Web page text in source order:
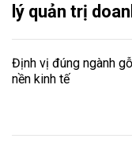
lý quản trị
Định vị đúng ngành
nền kinh tế